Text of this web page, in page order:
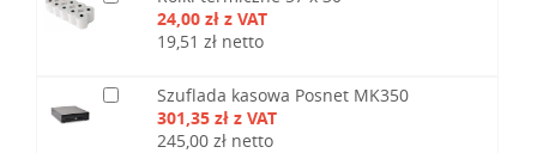
24,00 zł z VAT
19,51 zł netto
Szuflada kasowa Posnet MK350
301,35 zł z VAT
245,00 zł netto